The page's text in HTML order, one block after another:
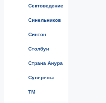
Сектоведение
Синельников
Синтон
Столбун
Страна Анура
Суверены
ТМ